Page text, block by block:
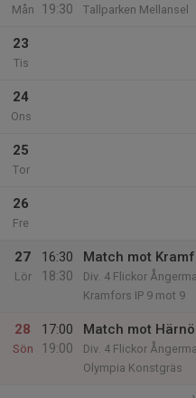
Mån
19:30
Tallparken Mellansel
23
Tis
24
Ons
25
Tor
26
Fre
27
Lör
16:30
18:30
Match mot
Div. 4 Flickor
Kramfors IP 9 mot 9
28
Sön
17:00
19:00
Match mot
Div. 4 Flickor
Olympia Konstgräs